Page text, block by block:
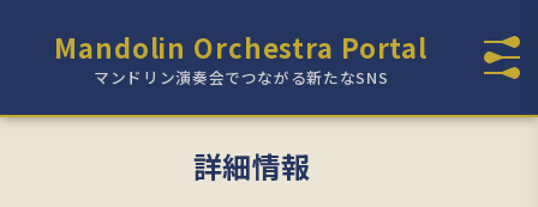
Mandolin Orchestra Portal
マンドリン演奏会でつながる新たなSNS
詳細情報